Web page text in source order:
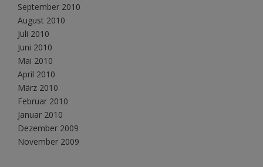
September 2010
August 2010
Juli 2010
Juni 2010
Mai 2010
April 2010
März 2010
Februar 2010
Januar 2010
Dezember 2009
November 2009